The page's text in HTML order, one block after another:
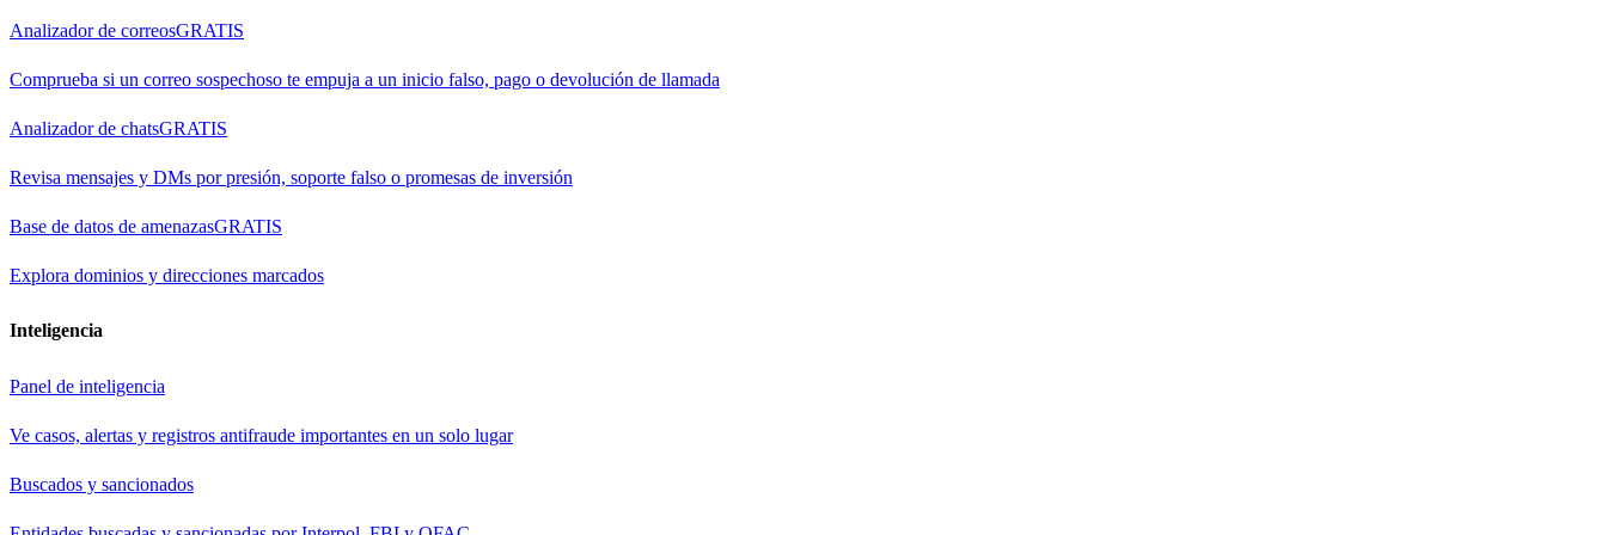
Analizador de correosGRATIS
Comprueba si un correo sospechoso te empuja a un inicio falso, pago o devolución de llamada
Analizador de chatsGRATIS
Revisa mensajes y DMs por presión, soporte falso o promesas de inversión
Base de datos de amenazasGRATIS
Explora dominios y direcciones marcados
Inteligencia
Panel de inteligencia
Ve casos, alertas y registros antifraude importantes en un solo lugar
Buscados y sancionados